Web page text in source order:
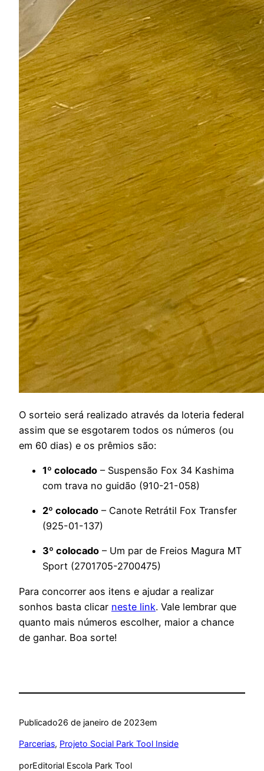
O sorteio será realizado através da loteria federal
assim que se esgotarem todos os números (ou
em 60 dias) e os prêmios são:
1º colocado – Suspensão Fox 34 Kashima
com trava no guidão (910-21-058)
2º colocado – Canote Retrátil Fox Transfer
(925-01-137)
3º colocado – Um par de Freios Magura MT
Sport (2701705-2700475)
Para concorrer aos itens e ajudar a realizar
sonhos basta clicar neste link. Vale lembrar que
quanto mais números escolher, maior a chance
de ganhar. Boa sorte!
Publicado26 de janeiro de 2023em
Parcerias, Projeto Social Park Tool Inside
porEditorial Escola Park Tool